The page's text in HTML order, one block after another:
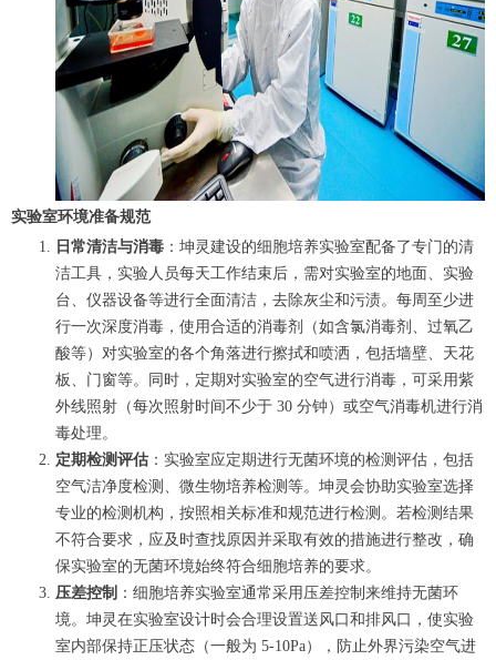
实验室环境准备规范
日常清洁与消毒 ：坤灵建设的细胞培养实验室配备了专门的清
洁工具，实验人员每天工作结束后，需对实验室的地面、实验
台、仪器设备等进行全面清洁，去除灰尘和污渍。每周至少进
行一次深度消毒，使用合适的消毒剂（如含氯消毒剂、过氧乙
酸等）对实验室的各个角落进行擦拭和喷洒，包括墙壁、天花
板、门窗等。同时，定期对实验室的空气进行消毒，可采用紫
外线照射（每次照射时间不少于 30 分钟）或空气消毒机进行消
毒处理。
定期检测评估 ：实验室应定期进行无菌环境的检测评估，包括
空气洁净度检测、微生物培养检测等。坤灵会协助实验室选择
专业的检测机构，按照相关标准和规范进行检测。若检测结果
不符合要求，应及时查找原因并采取有效的措施进行整改，确
保实验室的无菌环境始终符合细胞培养的要求。
压差控制 ：细胞培养实验室通常采用压差控制来维持无菌环
境。坤灵在实验室设计时会合理设置送风口和排风口，使实验
室内部保持正压状态（一般为 5-10Pa），防止外界污染空气进